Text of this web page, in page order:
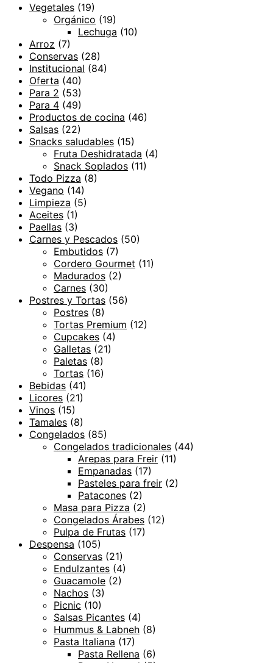
Vegetales (19)
Orgánico (19)
Lechuga (10)
Arroz (7)
Conservas (28)
Institucional (84)
Oferta (40)
Para 2 (53)
Para 4 (49)
Productos de cocina (46)
Salsas (22)
Snacks saludables (15)
Fruta Deshidratada (4)
Snack Soplados (11)
Todo Pizza (8)
Vegano (14)
Limpieza (5)
Aceites (1)
Paellas (3)
Carnes y Pescados (50)
Embutidos (7)
Cordero Gourmet (11)
Madurados (2)
Carnes (30)
Postres y Tortas (56)
Postres (8)
Tortas Premium (12)
Cupcakes (4)
Galletas (21)
Paletas (8)
Tortas (16)
Bebidas (41)
Licores (21)
Vinos (15)
Tamales (8)
Congelados (85)
Congelados tradicionales (44)
Arepas para Freir (11)
Empanadas (17)
Pasteles para freir (2)
Patacones (2)
Masa para Pizza (2)
Congelados Árabes (12)
Pulpa de Frutas (17)
Despensa (105)
Conservas (21)
Endulzantes (4)
Guacamole (2)
Nachos (3)
Picnic (10)
Salsas Picantes (4)
Hummus & Labneh (8)
Pasta Italiana (17)
Pasta Rellena (6)